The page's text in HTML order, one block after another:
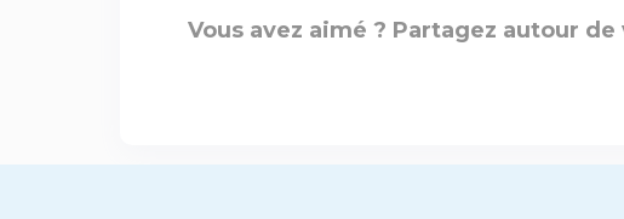
Vous avez aimé ? Partagez autour de